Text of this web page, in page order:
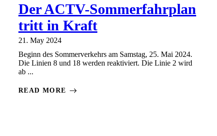
Der ACTV-Sommerfahrplan
tritt in Kraft
21. May 2024
Beginn des Sommerverkehrs am Samstag, 25. Mai 2024.
Die Linien 8 und 18 werden reaktiviert. Die Linie 2 wird
ab ...
READ MORE